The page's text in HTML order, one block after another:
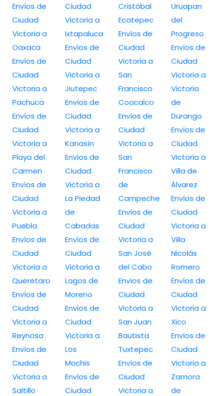
Envíos de
Ciudad
Victoria a
Oaxaca
Envíos de
Ciudad
Victoria a
Pachuca
Envíos de
Ciudad
Victoria a
Playa del
Carmen
Envíos de
Ciudad
Victoria a
Puebla
Envíos de
Ciudad
Victoria a
Queretaro
Envíos de
Ciudad
Victoria a
Reynosa
Envíos de
Ciudad
Victoria a
Saltillo
Ciudad
Victoria a
Ixtapaluca
Envíos de
Ciudad
Victoria a
Jiutepec
Envíos de
Ciudad
Victoria a
Kanasín
Envíos de
Ciudad
Victoria a
La Piedad
de
Cabadas
Envíos de
Ciudad
Victoria a
Lagos de
Moreno
Envíos de
Ciudad
Victoria a
Los
Mochis
Envíos de
Ciudad
Cristóbal
Ecatepec
Envíos de
Ciudad
Victoria a
San
Francisco
Coacalco
Envíos de
Ciudad
Victoria a
San
Francisco
de
Campeche
Envíos de
Ciudad
Victoria a
San José
del Cabo
Envíos de
Ciudad
Victoria a
San Juan
Bautista
Tuxtepec
Envíos de
Ciudad
Victoria a
Uruapan
del
Progreso
Envíos de
Ciudad
Victoria a
Victoria
de
Durango
Envíos de
Ciudad
Victoria a
Villa de
Álvarez
Envíos de
Ciudad
Victoria a
Villa
Nicolás
Romero
Envíos de
Ciudad
Victoria a
Xico
Envíos de
Ciudad
Victoria a
Zamora
de